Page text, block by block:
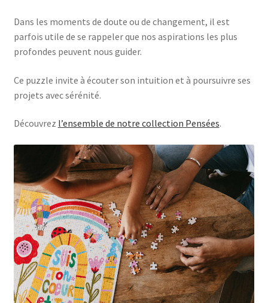
Dans les moments de doute ou de changement, il est
parfois utile de se rappeler que nos aspirations les plus
profondes peuvent nous guider.
Ce puzzle invite à écouter son intuition et à poursuivre ses
projets avec sérénité.
Découvrez l’ensemble de notre collection Pensées.